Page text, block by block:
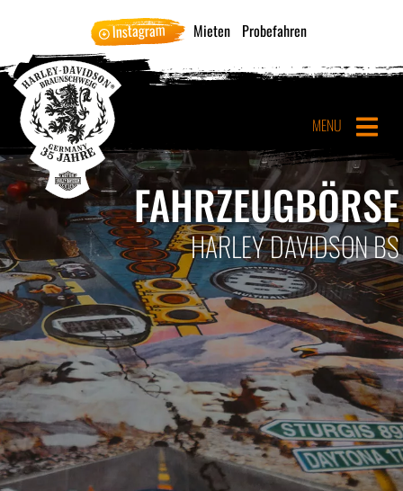
Instagram Mieten Probefahren
MENU
FAHRZEUGBÖRSE
HARLEY DAVIDSON BS